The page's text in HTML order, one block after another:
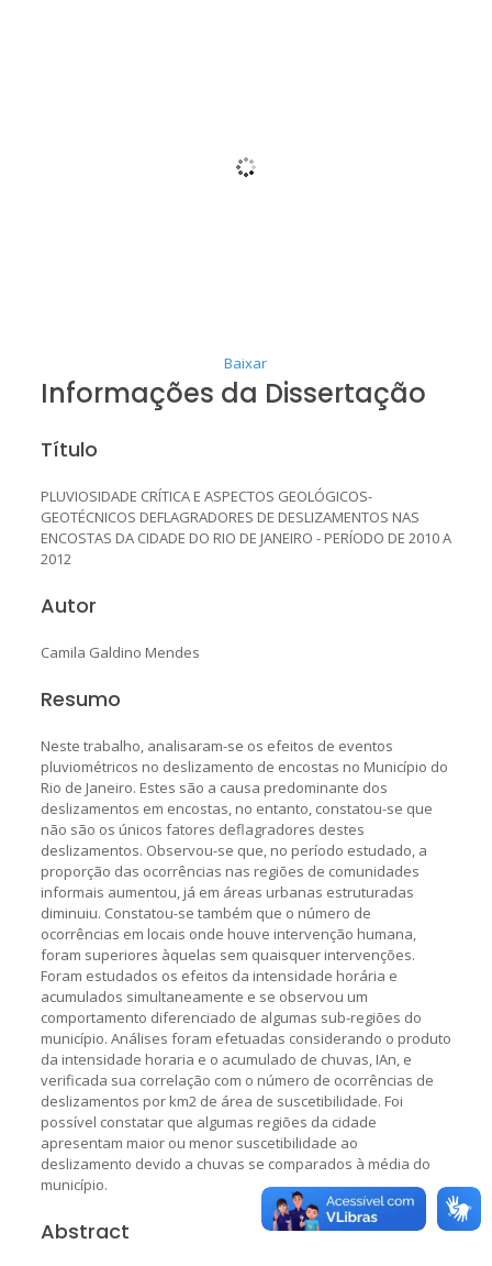
Baixar
Informações da Dissertação
Título
PLUVIOSIDADE CRÍTICA E ASPECTOS GEOLÓGICOS-
GEOTÉCNICOS DEFLAGRADORES DE DESLIZAMENTOS NAS
ENCOSTAS DA CIDADE DO RIO DE JANEIRO - PERÍODO DE 2010 A
2012
Autor
Camila Galdino Mendes
Resumo
Neste trabalho, analisaram-se os efeitos de eventos
pluviométricos no deslizamento de encostas no Município do
Rio de Janeiro. Estes são a causa predominante dos
deslizamentos em encostas, no entanto, constatou-se que
não são os únicos fatores deflagradores destes
deslizamentos. Observou-se que, no período estudado, a
proporção das ocorrências nas regiões de comunidades
informais aumentou, já em áreas urbanas estruturadas
diminuiu. Constatou-se também que o número de
ocorrências em locais onde houve intervenção humana,
foram superiores àquelas sem quaisquer intervenções.
Foram estudados os efeitos da intensidade horária e
acumulados simultaneamente e se observou um
comportamento diferenciado de algumas sub-regiões do
município. Análises foram efetuadas considerando o produto
da intensidade horaria e o acumulado de chuvas, IAn, e
verificada sua correlação com o número de ocorrências de
deslizamentos por km2 de área de suscetibilidade. Foi
possível constatar que algumas regiões da cidade
apresentam maior ou menor suscetibilidade ao
deslizamento devido a chuvas se comparados à média do
município.
Abstract